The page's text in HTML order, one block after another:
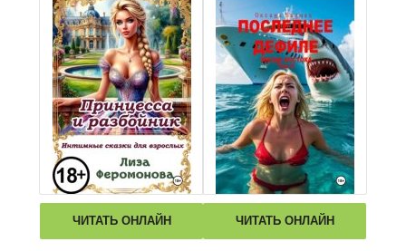
ЧИТАТЬ ОНЛАЙН ЧИТАТЬ ОНЛАЙН